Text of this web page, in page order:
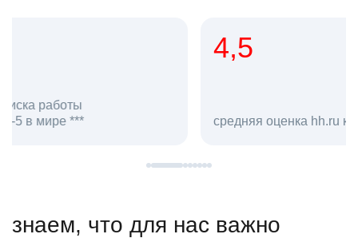
средняя оценка hh.ru как работодателя **
в hh.ru
знаем, что для нас важно